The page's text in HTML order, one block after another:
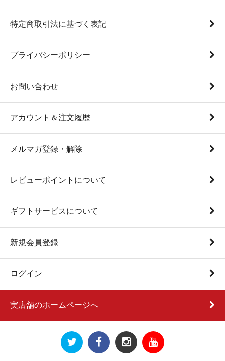
特定商取引法に基づく表記
プライバシーポリシー
お問い合わせ
アカウント＆注文履歴
メルマガ登録・解除
レビューポイントについて
ギフトサービスについて
新規会員登録
ログイン
実店舗のホームページへ